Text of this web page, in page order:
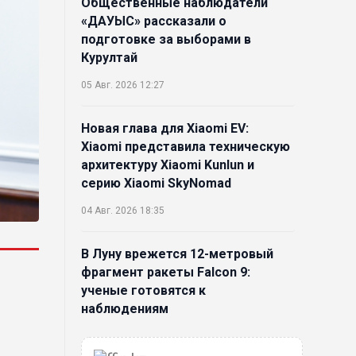
бизнеса и переходит к развитию
экосистемы устройств с
искусственным интеллектом
28 Июл. 2026 10:39
экономического партнерства:
какие возможности открывает
форум Казахстана и России
26 Июл. 2026 12:11
выйдут в эфире республиканских
телеканалов
23 Июл. 2026 21:15
Казахстан сохраняет лидерство
«ДАУЫС» рассказали о
подготовке за выборами в
Курултай
05 Авг. 2026 12:27
Новая глава для Xiaomi EV:
Xiaomi представила техническую
архитектуру Xiaomi Kunlun и
серию Xiaomi SkyNomad
04 Авг. 2026 18:35
В Луну врежется 12-метровый
фрагмент ракеты Falcon 9:
ученые готовятся к
наблюдениям
03 Авг. 2026 15:49